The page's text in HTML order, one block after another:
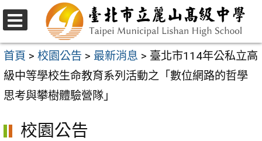
跳
至
主
要
內
區
選
單
首頁 > 校園公告 > 最新消息 > 臺北市114年公私立高
級中等學校生命教育系列活動之「數位網路的哲學
思考與攀樹體驗營隊」
校園公告